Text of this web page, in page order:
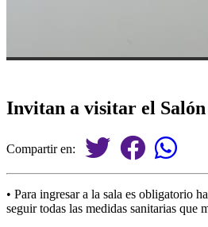
Invitan a visitar el
Compartir en:
• Para ingresar a la sala es obligatorio
seguir todas las medidas sanitarias que